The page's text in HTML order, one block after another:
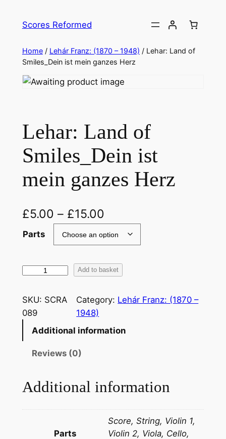
Scores Reformed
Home/ Lehár Franz: (1870 – 1948) / Lehar: Land of
Smiles_Dein ist mein ganzes Herz
Lehar: Land of
Smiles_Dein ist
mein ganzes Herz
£5.00 – £15.00
Parts
L
h
a
r
d
Add to basket
SKU: SCRA
089
Category: Lehár Franz: (1870 –
1948)
Additional information
Reviews (0)
Additional information
Parts
Score, String, Violin 1,
Violin 2, Viola, Cello,